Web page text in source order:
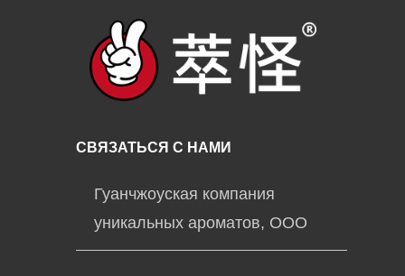
СВЯЗАТЬСЯ С НАМИ
Гуанчжоуская компания
уникальных ароматов, ООО